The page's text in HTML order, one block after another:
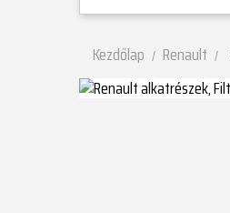
Kezdőlap Renault